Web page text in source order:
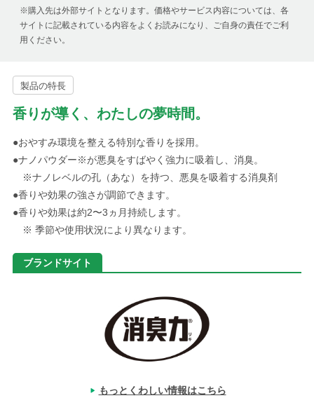
※購入先は外部サイトとなります。価格やサービス内容については、各
サイトに記載されている内容をよくお読みになり、ご自身の責任でご利
用ください。
製品の特長
香りが導く、わたしの夢時間。
●おやすみ環境を整える特別な香りを採用。
●ナノパウダー※が悪臭をすばやく強力に吸着し、消臭。
※ナノレベルの孔（あな）を持つ、悪臭を吸着する消臭剤
●香りや効果の強さが調節できます。
●香りや効果は約2〜3ヵ月持続します。
※ 季節や使用状況により異なります。
ブランドサイト
もっとくわしい情報はこちら